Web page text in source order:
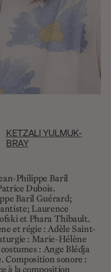
KETZALI YULMUK-
BRAY
Philippe Baril
Dubois.
Baril Guérard ;
; Laurence
et Phara Thibault.
et régie : Adèle Saint-
: Marie-Hélène
: Ange Blédja
Composition sonore :
à la composition